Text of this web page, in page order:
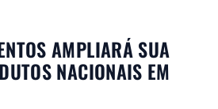
AMPLIARÁ SUA
NACIONAIS EM